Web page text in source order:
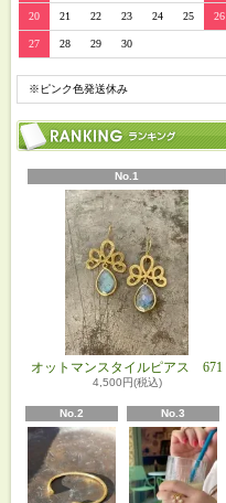
20 21 22 23 24 25 26
27 28 29 30
※ピンク色発送休み
No.1
オットマンスタイルピアス 671
4,500円(税込)
No.2 No.3